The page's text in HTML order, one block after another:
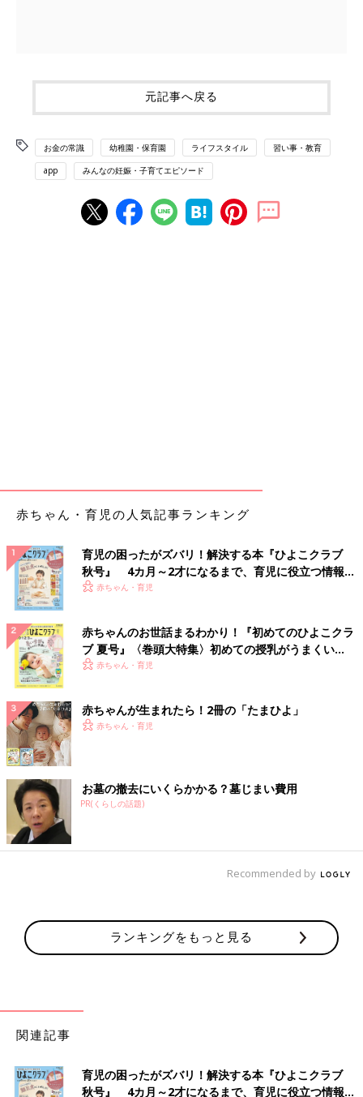
元記事へ戻る
お金の常識 幼稚園・保育園 ライフスタイル 習い事・教育
app みんなの妊娠・子育てエピソード
赤ちゃん・育児の人気記事ランキング
育児の困ったがズバリ！解決する本『ひよこクラブ
秋号』 4カ月～2才になるまで、育児に役立つ情報が
いっぱい！
赤ちゃん・育児
赤ちゃんのお世話まるわかり！『初めてのひよこクラ
ブ 夏号』〈巻頭大特集〉初めての授乳がうまくい
く！ おっぱい・ミルクの基本と夏のトラブル 解決テ
赤ちゃん・育児
赤ちゃんが生まれたら！2冊の「たまひよ」
赤ちゃん・育児
お墓の撤去にいくらかかる？墓じまい費用
PR(くらしの話題)
Recommended by
ランキングをもっと見る
関連記事
育児の困ったがズバリ！解決する本『ひよこクラブ
秋号』 4カ月～2才になるまで、育児に役立つ情報が